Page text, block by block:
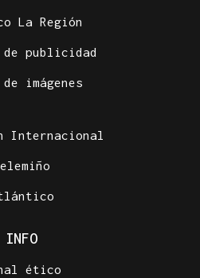
La Región
publicidad
imágenes
Internacional
INFO
ético